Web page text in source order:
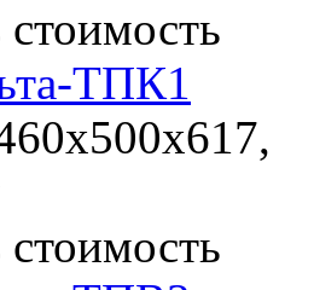
стоимость
ТПК1
стоимость